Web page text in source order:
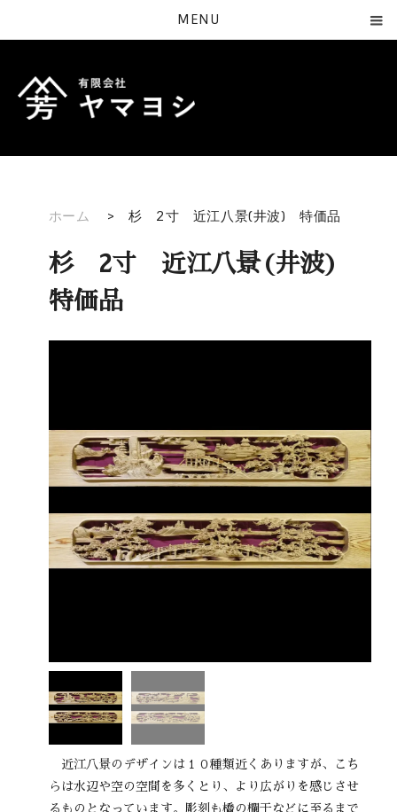
MENU
ホーム > 杉 2寸 近江八景(井波) 特価品
杉 2寸 近江八景(井波)
特価品
近江八景のデザインは１０種類近くありますが、こち
らは水辺や空の空間を多くとり、より広がりを感じさせ
るものとなっています。彫刻も橋の欄干などに至るまで